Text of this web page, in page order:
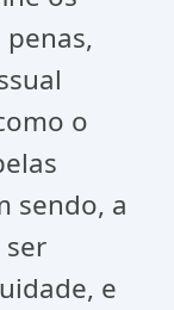
o
sendo, a
e